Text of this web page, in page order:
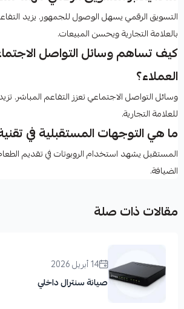
التسويق الرقمي يسهل الوصول للجمهور. يزيد
بالعلامة التجارية ويحسن المبيعات.
كيف تساهم وسائل التواصل
العملاء؟
وسائل التواصل الاجتماعي تعزز التفاعم المباشر.
للعلامة التجارية.
ما هي التوجهات المستقبلية في
المستقبل يشهد استخدام الروبوتات في تقديم
الضيافة.
مقالات ذات صلة
14 أبريل 2026
صيانة سنترال داخلي